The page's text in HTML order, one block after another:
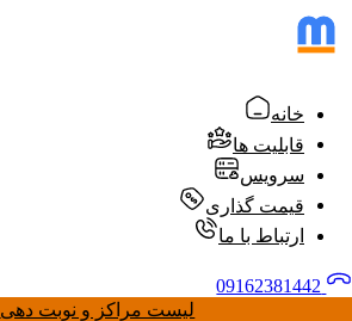
خانه
قابلیت ها
سرویس
قیمت گذاری
ارتباط با ما
لیست مراکز و نوبت دهی